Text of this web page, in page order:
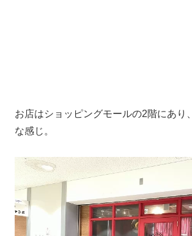
お店はショッピングモールの2階にあり
な感じ。